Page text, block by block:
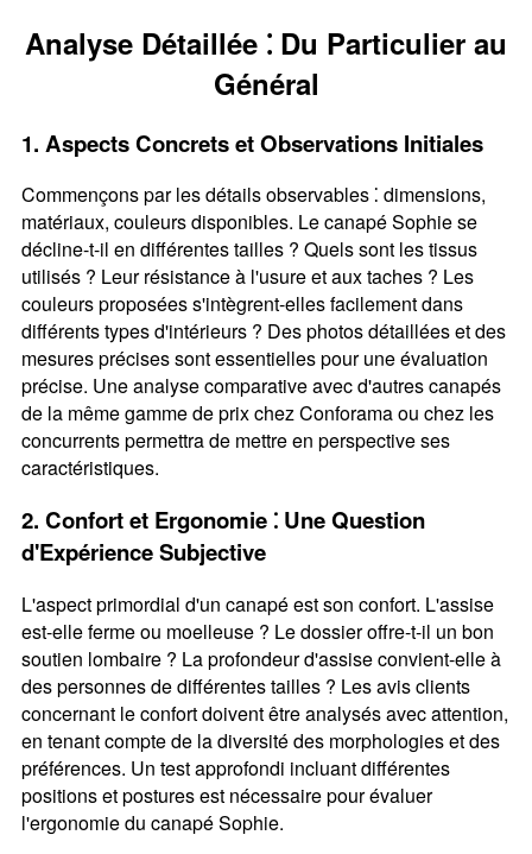
Analyse Détaillée ⁚ Du Particulier au
Général
1. Aspects Concrets et Observations Initiales
Commençons par les détails observables ⁚ dimensions,
matériaux, couleurs disponibles. Le canapé Sophie se
décline-t-il en différentes tailles ? Quels sont les tissus
utilisés ? Leur résistance à l'usure et aux taches ? Les
couleurs proposées s'intègrent-elles facilement dans
différents types d'intérieurs ? Des photos détaillées et des
mesures précises sont essentielles pour une évaluation
précise. Une analyse comparative avec d'autres canapés
de la même gamme de prix chez Conforama ou chez les
concurrents permettra de mettre en perspective ses
caractéristiques.
2. Confort et Ergonomie ⁚ Une Question
d'Expérience Subjective
L'aspect primordial d'un canapé est son confort. L'assise
est-elle ferme ou moelleuse ? Le dossier offre-t-il un bon
soutien lombaire ? La profondeur d'assise convient-elle à
des personnes de différentes tailles ? Les avis clients
concernant le confort doivent être analysés avec attention,
en tenant compte de la diversité des morphologies et des
préférences. Un test approfondi incluant différentes
positions et postures est nécessaire pour évaluer
l'ergonomie du canapé Sophie.